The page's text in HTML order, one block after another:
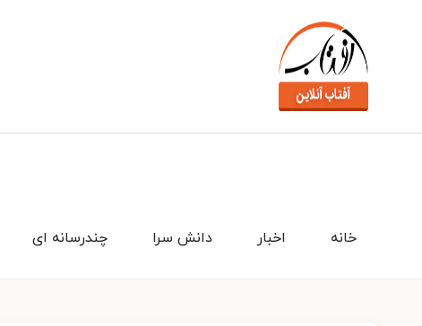
چندرسانه ای دانش سرا اخبار خانه